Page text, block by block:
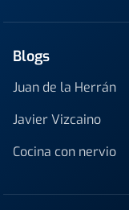
Blogs
Juan de la Herrán
Javier Vizcaino
Cocina con nervio